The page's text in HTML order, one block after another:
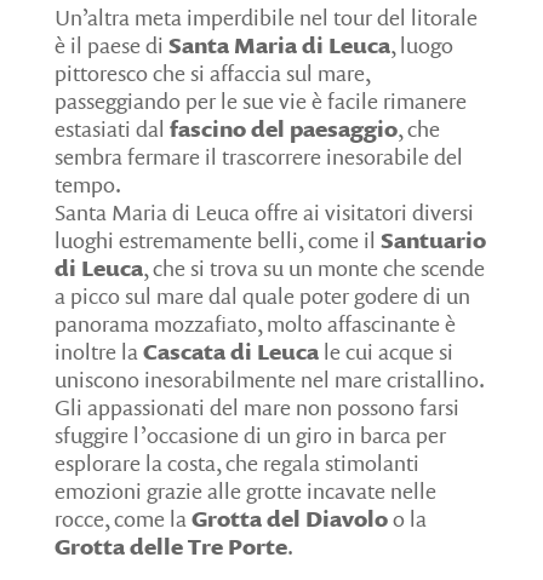
Un’altra meta imperdibile nel tour del litorale
è il paese di Santa Maria di Leuca, luogo
pittoresco che si affaccia sul mare,
passeggiando per le sue vie è facile rimanere
estasiati dal fascino del paesaggio, che
sembra fermare il trascorrere inesorabile del
tempo.
Santa Maria di Leuca offre ai visitatori diversi
luoghi estremamente belli, come il Santuario
di Leuca, che si trova su un monte che scende
a picco sul mare dal quale poter godere di un
panorama mozzafiato, molto affascinante è
inoltre laCascata di Leucale cui acque si
uniscono inesorabilmente nel mare cristallino.
Gli appassionati del mare non possono farsi
sfuggire l’occasione di un giro in barca per
esplorare la costa, che regala stimolanti
emozioni grazie alle grotte incavate nelle
rocce, come laGrotta del Diavoloo la
Grotta delle Tre Porte.